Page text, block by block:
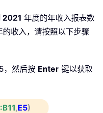
2021 年度的年收入报表数
的收入，请按照以下步骤
，然后按 Enter 键以获取
,E5)